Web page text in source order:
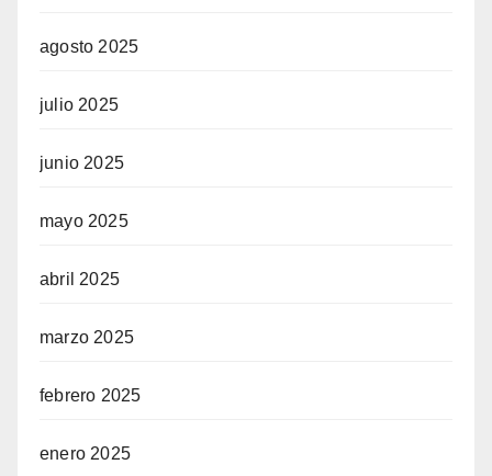
agosto 2025
julio 2025
junio 2025
mayo 2025
abril 2025
marzo 2025
febrero 2025
enero 2025